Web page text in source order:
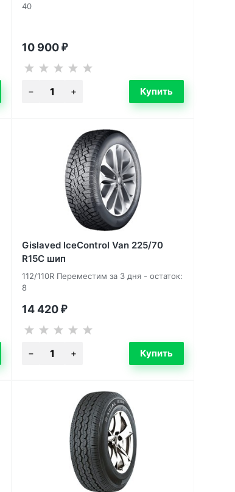
40
10 900 ₽
Gislaved IceControl Van 225/70
R15C шип
112/110R Переместим за 3 дня - остаток:
8
14 420 ₽